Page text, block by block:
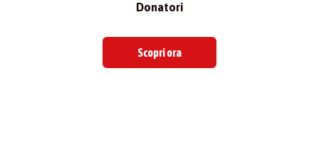
Donatori
Scopri ora